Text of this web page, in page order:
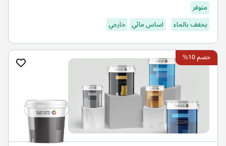
متوفر
يخفف بالماء
اساس مائي خارجي
خصم 10%